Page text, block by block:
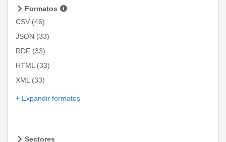
Formatos
CSV (46)
JSON (33)
RDF (33)
HTML (33)
XML (33)
Expandir formatos
Sectores